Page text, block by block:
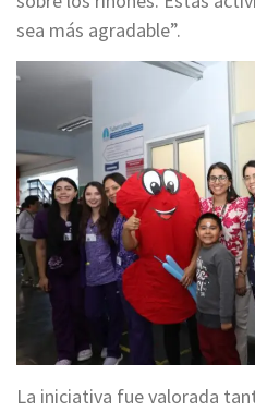
sea más agradable”.
La iniciativa fue valorada